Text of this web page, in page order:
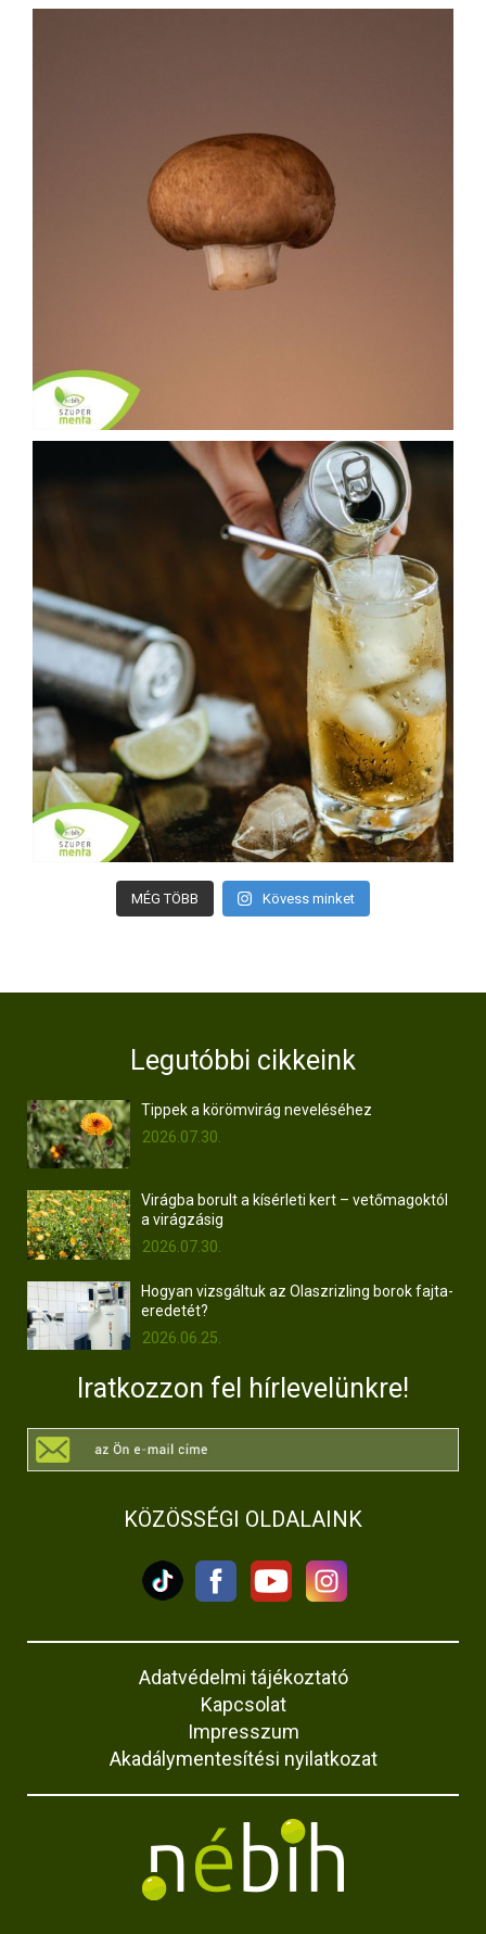
MÉG TÖBB Kövess minket
Legutóbbi cikkeink
Tippek a körömvirág neveléséhez
2026.07.30.
Virágba borult a kísérleti kert – vetőmagoktól
a virágzásig
2026.07.30.
Hogyan vizsgáltuk az Olaszrizling borok fajta-
eredetét?
2026.06.25.
Iratkozzon fel hírlevelünkre!
KÖZÖSSÉGI OLDALAINK
Adatvédelmi tájékoztató
Kapcsolat
Impresszum
Akadálymentesítési nyilatkozat